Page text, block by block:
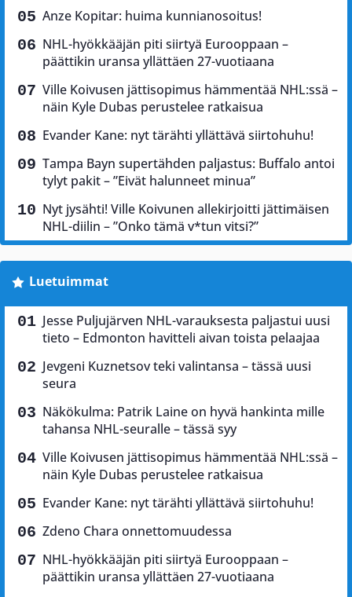
Anze Kopitar: huima kunnianosoitus!
NHL-hyökkääjän piti siirtyä Eurooppaan –
päättikin uransa yllättäen 27-vuotiaana
Ville Koivusen jättisopimus hämmentää NHL:ssä –
näin Kyle Dubas perustelee ratkaisua
Evander Kane: nyt tärähti yllättävä siirtohuhu!
Tampa Bayn supertähden paljastus: Buffalo antoi
tylyt pakit – ”Eivät halunneet minua”
Nyt jysähti! Ville Koivunen allekirjoitti jättimäisen
NHL-diilin – ”Onko tämä v*tun vitsi?”
Luetuimmat
Jesse Puljujärven NHL-varauksesta paljastui uusi
tieto – Edmonton havitteli aivan toista pelaajaa
Jevgeni Kuznetsov teki valintansa – tässä uusi
seura
Näkökulma: Patrik Laine on hyvä hankinta mille
tahansa NHL-seuralle – tässä syy
Ville Koivusen jättisopimus hämmentää NHL:ssä –
näin Kyle Dubas perustelee ratkaisua
Evander Kane: nyt tärähti yllättävä siirtohuhu!
Zdeno Chara onnettomuudessa
NHL-hyökkääjän piti siirtyä Eurooppaan –
päättikin uransa yllättäen 27-vuotiaana